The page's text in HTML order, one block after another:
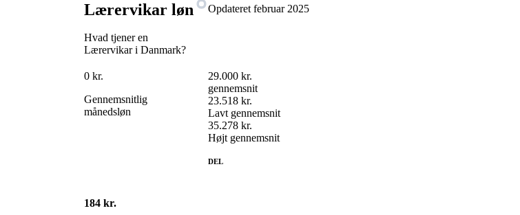
Lærervikar løn
Hvad tjener en
Lærervikar i Danmark?
Opdateret februar 2025
0 kr.
Gennemsnitlig
månedsløn
184 kr.
29.000 kr.
gennemsnit
23.518 kr.
Lavt gennemsnit
35.278 kr.
Højt gennemsnit
DEL